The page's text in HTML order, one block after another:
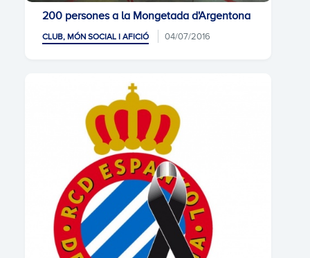
200 persones a la Mongetada d'Argentona
CLUB, MÓN SOCIAL I AFICIÓ 04/07/2016